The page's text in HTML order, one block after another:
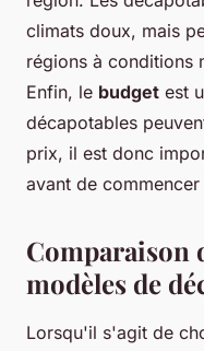
climats doux, mais
régions à conditions
Enfin, le budget est
décapotables
prix, il est donc
avant de
Comparaison
modèles de
Lorsqu'il s'agit de